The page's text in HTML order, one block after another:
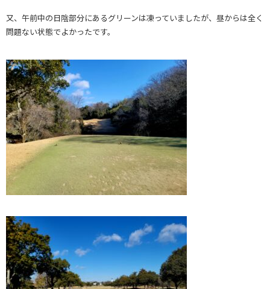
又、午前中の日陰部分にあるグリーンは凍っていましたが、昼からは全く
問題ない状態でよかったです。